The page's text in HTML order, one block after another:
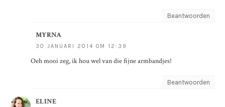
Beantwoorden
MYRNA
30 JANUARI 2014 OM 12:39
Oeh mooi zeg, ik hou wel van die fijne armbandjes!
Beantwoorden
ELINE